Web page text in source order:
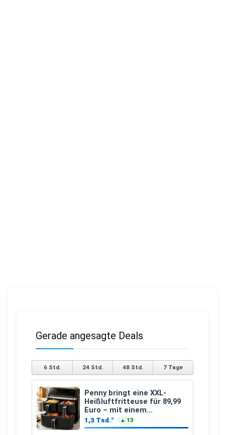
Gerade angesagte Deals
6 Std. 24 Std. 48 Std. 7 Tage
Penny bringt eine XXL-
Heißluftfritteuse für 89,99
Euro – mit einem
besonderen Vorteil
1,3 Tsd.° ▲ 13